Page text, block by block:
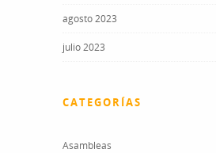
agosto 2023
julio 2023
CATEGORÍAS
Asambleas